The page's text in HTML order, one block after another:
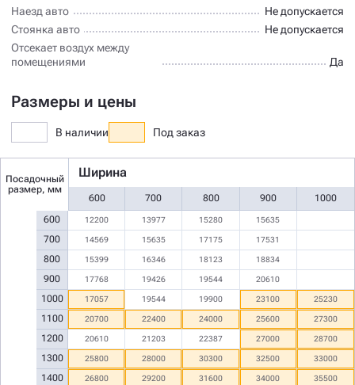
Наезд авто
Не допускается
Стоянка авто
Не допускается
Отсекает воздух между
помещениями
Да
Размеры и цены
В наличии Под заказ
Посадочный
размер, мм
Ширина
600 700 800 900 1000
600
700
800
900
1000
1100
1200
1300
1400
12200 13977 15280 15635
14569 15635 17175 17531
15399 16346 18123 18834
17768 19426 19544 20610
17057 19544 19900 23100 25230
20700 22400 24000 25600 27300
20610 21203 22387 27000 28700
25800 28000 30300 32500 33000
26800 29200 31600 34000 35500